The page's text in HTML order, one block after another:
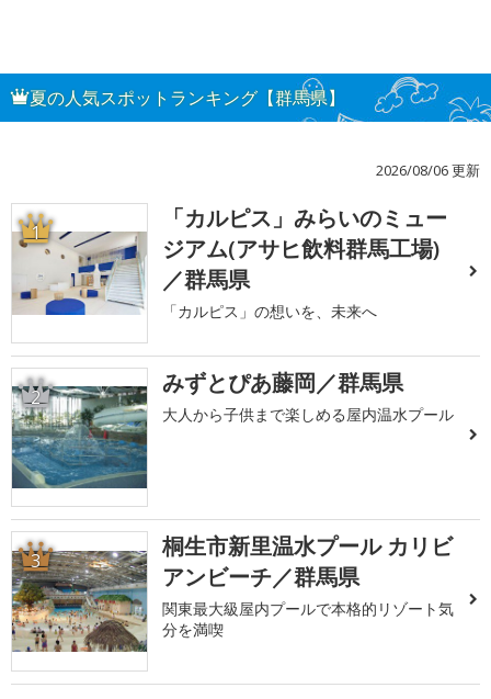
夏の人気スポットランキング【群馬県】
2026/08/06 更新
1
「カルピス」みらいのミュー
ジアム(アサヒ飲料群馬工場)
／群馬県
「カルピス」の想いを、未来へ
2 みずとぴあ藤岡／群馬県
大人から子供まで楽しめる屋内温水プール
3
桐生市新里温水プール カリビ
アンビーチ／群馬県
関東最大級屋内プールで本格的リゾート気
分を満喫